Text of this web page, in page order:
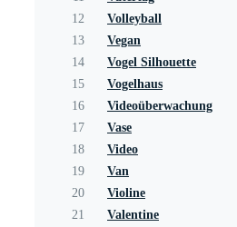
12
Volleyball
13
Vegan
14
Vogel Silhouette
15
Vogelhaus
16
Videoüberwachung
17
Vase
18
Video
19
Van
20
Violine
21
Valentine